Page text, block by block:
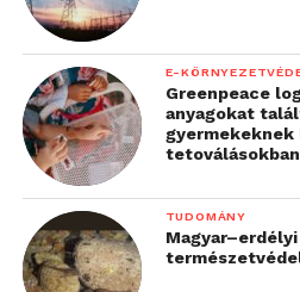
E-
Greenpeace
anyagokat
tetoválásokban
TUDOMÁNY